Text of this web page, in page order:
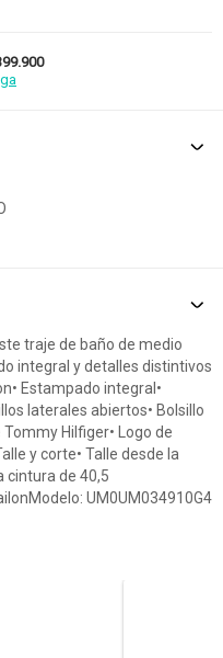
traje de baño de medio
integral y detalles distintivos
Estampado integral•
laterales abiertos• Bolsillo
Hilfiger• Logo de
y corte• Talle desde la
cintura de 40,5
UM0UM034910G4